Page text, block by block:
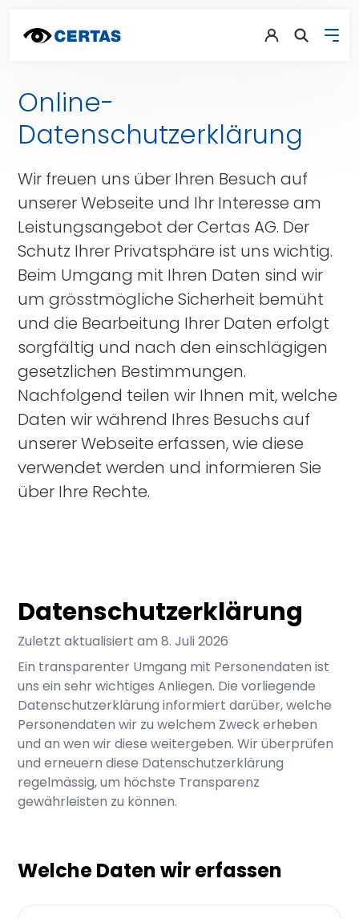
Online-
Datenschutzerklärung
Wir freuen uns über Ihren Besuch auf
unserer Webseite und Ihr Interesse am
Leistungsangebot der Certas AG. Der
Schutz Ihrer Privatsphäre ist uns wichtig.
Beim Umgang mit Ihren Daten sind wir
um grösstmögliche Sicherheit bemüht
und die Bearbeitung Ihrer Daten erfolgt
sorgfältig und nach den einschlägigen
gesetzlichen Bestimmungen.
Nachfolgend teilen wir Ihnen mit, welche
Daten wir während Ihres Besuchs auf
unserer Webseite erfassen, wie diese
verwendet werden und informieren Sie
über Ihre Rechte.
Datenschutzerklärung
Zuletzt aktualisiert am8. Juli 2026
Ein transparenter Umgang mit Personendaten ist
uns ein sehr wichtiges Anliegen. Die vorliegende
Datenschutzerklärung informiert darüber, welche
Personendaten wir zu welchem Zweck erheben
und an wen wir diese weitergeben. Wir überprüfen
und erneuern diese Datenschutzerklärung
regelmässig, um höchste Transparenz
gewährleisten zu können.
Welche Daten wir erfassen